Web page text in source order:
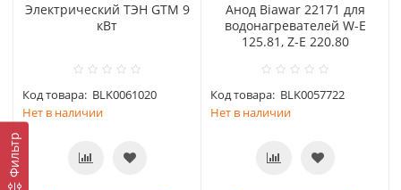
Фильтр
Электрический ТЭН GTM 9
кВт
Код товара: BLK0061020
Нет в наличии
Анод Biawar 22171 для
водонагревателей W-E
125.81, Z-E 220.80
Код товара: BLK0057722
Нет в наличии